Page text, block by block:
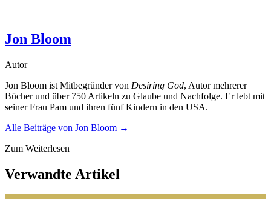
Jon Bloom
Autor
Jon Bloom ist Mitbegründer von Desiring God, Autor mehrerer
Bücher und über 750 Artikeln zu Glaube und Nachfolge. Er lebt mit
seiner Frau Pam und ihren fünf Kindern in den USA.
Alle Beiträge von Jon Bloom →
Zum Weiterlesen
Verwandte Artikel